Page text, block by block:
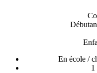
En école /
1